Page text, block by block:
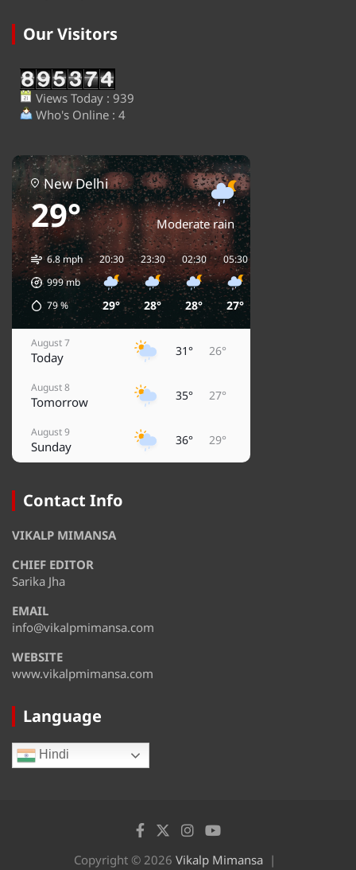
Our Visitors
Views Today : 939
Who's Online : 4
New Delhi
29° Moderate rain
6.8 mph
999mb
79%
20:30
29°
23:30
28°
02:30
28°
05:30
27°
August 7
Today 31° 26°
August 8
Tomorrow 35° 27°
August 9
Sunday 36° 29°
Monday
Tuesday
August 12
Wednesday
August 13
Thursday
Contact Info
VIKALP MIMANSA
CHIEF EDITOR
Sarika Jha
EMAIL
info@vikalpmimansa.com
WEBSITE
www.vikalpmimansa.com
Language
Hindi
Copyright © 2026 Vikalp Mimansa